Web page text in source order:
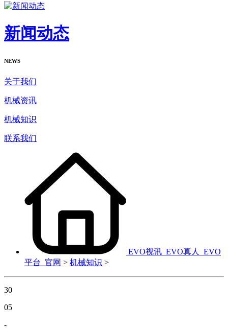
新闻动态
NEWS
关于我们
机械资讯
机械知识
联系我们
EVO视讯_EVO真人_EVO
平台_官网 > 机械知识 >
30
05
-